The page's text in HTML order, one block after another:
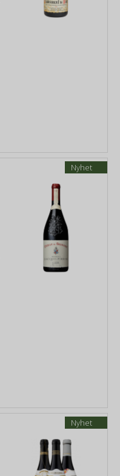
Nyhet
Nyhet